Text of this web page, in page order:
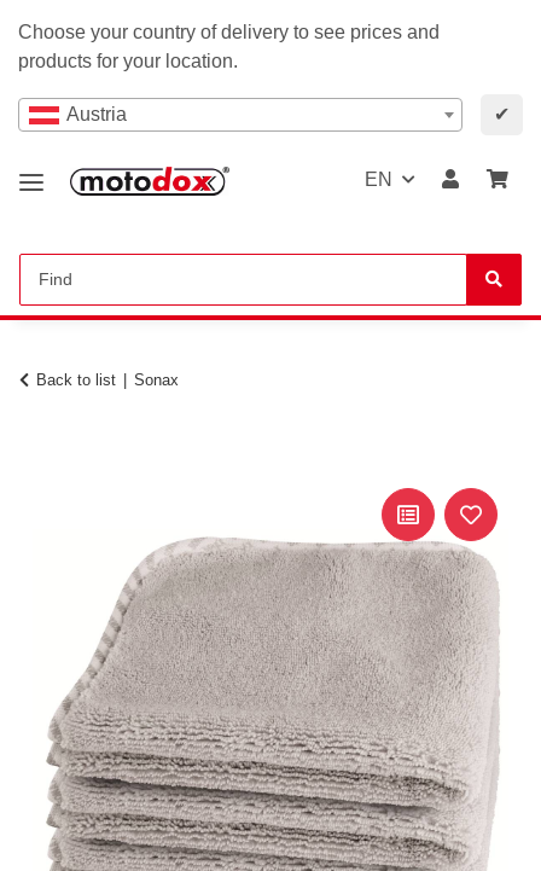
Choose your country of delivery to see prices and
products for your location.
Austria ✔
EN
Back to list Sonax